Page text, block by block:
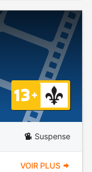
Suspense
VOIR PLUS